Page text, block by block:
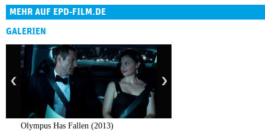
MEHR AUF EPD-FILM.DE
GALERIEN
Olympus Has Fallen (2013)